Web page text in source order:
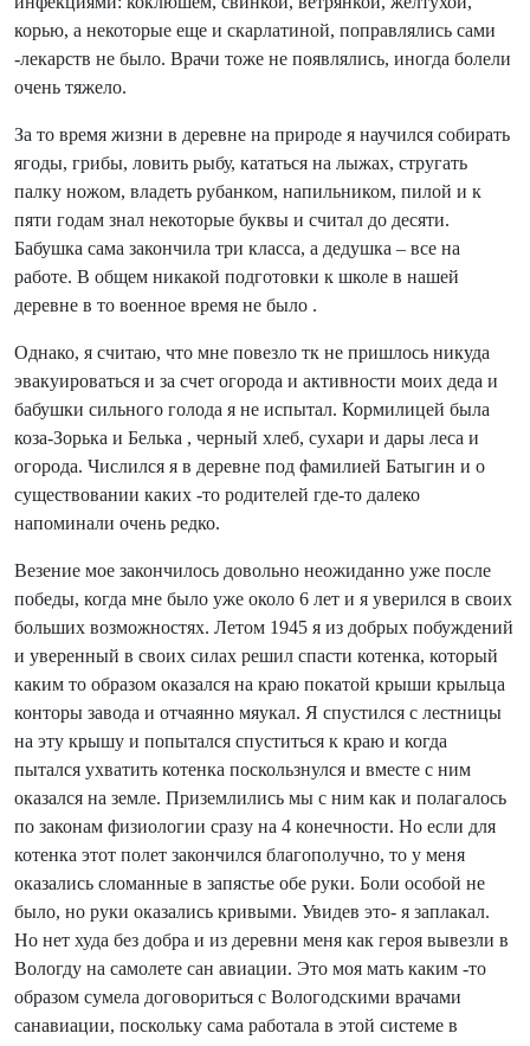
корью, а некоторые еще и скарлатиной, поправлялись сами
-лекарств не было. Врачи тоже не появлялись, иногда болели
очень тяжело.
За то время жизни в деревне на природе я научился собирать
ягоды, грибы, ловить рыбу, кататься на лыжах, стругать
палку ножом, владеть рубанком, напильником, пилой и к
пяти годам знал некоторые буквы и считал до десяти.
Бабушка сама закончила три класса, а дедушка – все на
работе. В общем никакой подготовки к школе в нашей
деревне в то военное время не было .
Однако, я считаю, что мне повезло тк не пришлось никуда
эвакуироваться и за счет огорода и активности моих деда и
бабушки сильного голода я не испытал. Кормилицей была
коза-Зорька и Белька , черный хлеб, сухари и дары леса и
огорода. Числился я в деревне под фамилией Батыгин и о
существовании каких -то родителей где-то далеко
напоминали очень редко.
Везение мое закончилось довольно неожиданно уже после
победы, когда мне было уже около 6 лет и я уверился в своих
больших возможностях. Летом 1945 я из добрых побуждений
и уверенный в своих силах решил спасти котенка, который
каким то образом оказался на краю покатой крыши крыльца
конторы завода и отчаянно мяукал. Я спустился с лестницы
на эту крышу и попытался спуститься к краю и когда
пытался ухватить котенка поскользнулся и вместе с ним
оказался на земле. Приземлились мы с ним как и полагалось
по законам физиологии сразу на 4 конечности. Но если для
котенка этот полет закончился благополучно, то у меня
оказались сломанные в запястье обе руки. Боли особой не
было, но руки оказались кривыми. Увидев это- я заплакал.
Но нет худа без добра и из деревни меня как героя вывезли в
Вологду на самолете сан авиации. Это моя мать каким -то
образом сумела договориться с Вологодскими врачами
санавиации, поскольку сама работала в этой системе в